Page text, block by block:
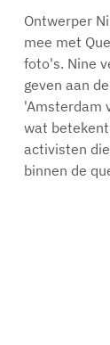
Ontwerper
mee met
foto's. Nine
geven aan
'Amsterdam
wat
activisten
binnen de